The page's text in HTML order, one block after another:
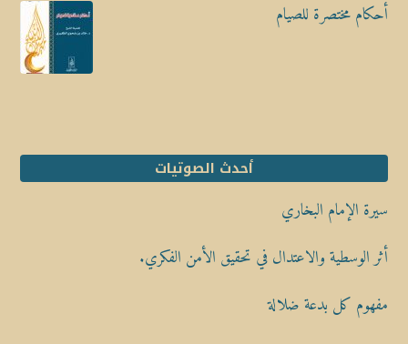
أحكام مختصرة للصيام
أحدث الصوتيات
سيرة الإمام البخاري
أثر الوسطية والاعتدال في تحقيق الأمن الفكري.
مفهوم كل بدعة ضلالة